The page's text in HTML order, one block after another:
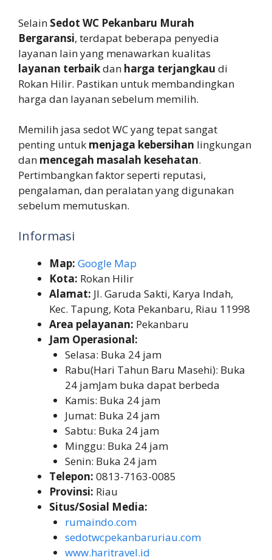
Selain Sedot WC Pekanbaru Murah
Bergaransi, terdapat beberapa penyedia
layanan lain yang menawarkan kualitas
layanan terbaikdan harga terjangkau di
Rokan Hilir. Pastikan untuk membandingkan
harga dan layanan sebelum memilih.
Memilih jasa sedot WC yang tepat sangat
penting untuk menjaga kebersihan lingkungan
dan mencegah masalah kesehatan.
Pertimbangkan faktor seperti reputasi,
pengalaman, dan peralatan yang digunakan
sebelum memutuskan.
Informasi
Map: Google Map
Kota: Rokan Hilir
Alamat: Jl. Garuda Sakti, Karya Indah,
Kec. Tapung, Kota Pekanbaru, Riau 11998
Area pelayanan: Pekanbaru
Jam Operasional:
Selasa: Buka 24 jam
Rabu(Hari Tahun Baru Masehi): Buka
24 jamJam buka dapat berbeda
Kamis: Buka 24 jam
Jumat: Buka 24 jam
Sabtu: Buka 24 jam
Minggu: Buka 24 jam
Senin: Buka 24 jam
Telepon: 0813-7163-0085
Provinsi: Riau
Situs/Sosial Media:
rumaindo.com
sedotwcpekanbaruriau.com
www.haritravel.id